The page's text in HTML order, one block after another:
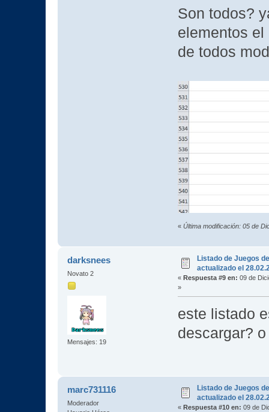
Son todos?
elementos
de todos
« Última modificación: 05 de
darksnees
Novato 2
Mensajes: 19
Listado de Juegos
actualizado el
« Respuesta #9 en: 09 de
»
este listado
descargar?
marc731116
Moderador
Listado de Juegos
actualizado el
« Respuesta #10 en: 09 de